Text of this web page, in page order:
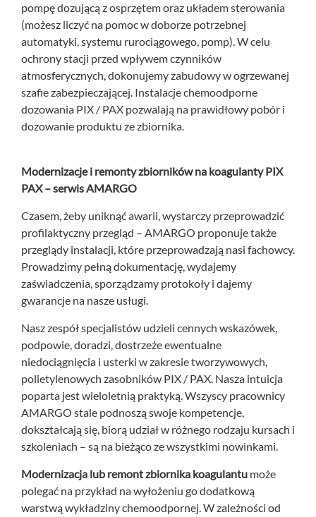
pompę dozującą z osprzętem oraz układem sterowania
(możesz liczyć na pomoc w doborze potrzebnej
automatyki, systemu rurociągowego, pomp). W celu
ochrony stacji przed wpływem czynników
atmosferycznych, dokonujemy zabudowy w ogrzewanej
szafie zabezpieczającej. Instalacje chemoodporne
dozowania PIX / PAX pozwalają na prawidłowy pobór i
dozowanie produktu ze zbiornika.
Modernizacje i remonty zbiorników na koagulanty PIX
PAX – serwis AMARGO
Czasem, żeby uniknąć awarii, wystarczy przeprowadzić
profilaktyczny przegląd – AMARGO proponuje także
przeglądy instalacji, które przeprowadzają nasi fachowcy.
Prowadzimy pełną dokumentację, wydajemy
zaświadczenia, sporządzamy protokoły i dajemy
gwarancje na nasze usługi.
Nasz zespół specjalistów udzieli cennych wskazówek,
podpowie, doradzi, dostrzeże ewentualne
niedociągnięcia i usterki w zakresie tworzywowych,
polietylenowych zasobników PIX / PAX. Nasza intuicja
poparta jest wieloletnią praktyką. Wszyscy pracownicy
AMARGO stale podnoszą swoje kompetencje,
dokształcają się, biorą udział w różnego rodzaju kursach i
szkoleniach – są na bieżąco ze wszystkimi nowinkami.
Modernizacja lub remont zbiornika koagulantu może
polegać na przykład na wyłożeniu go dodatkową
warstwą wykładziny chemoodpornej. W zależności od